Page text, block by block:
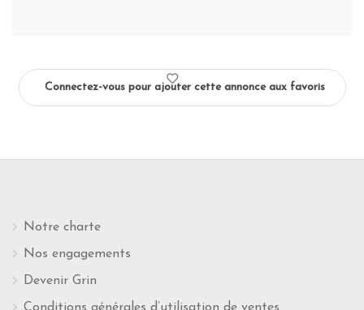
Connectez-vous pour ajouter cette annonce aux favoris
Notre charte
Nos engagements
Devenir Grin